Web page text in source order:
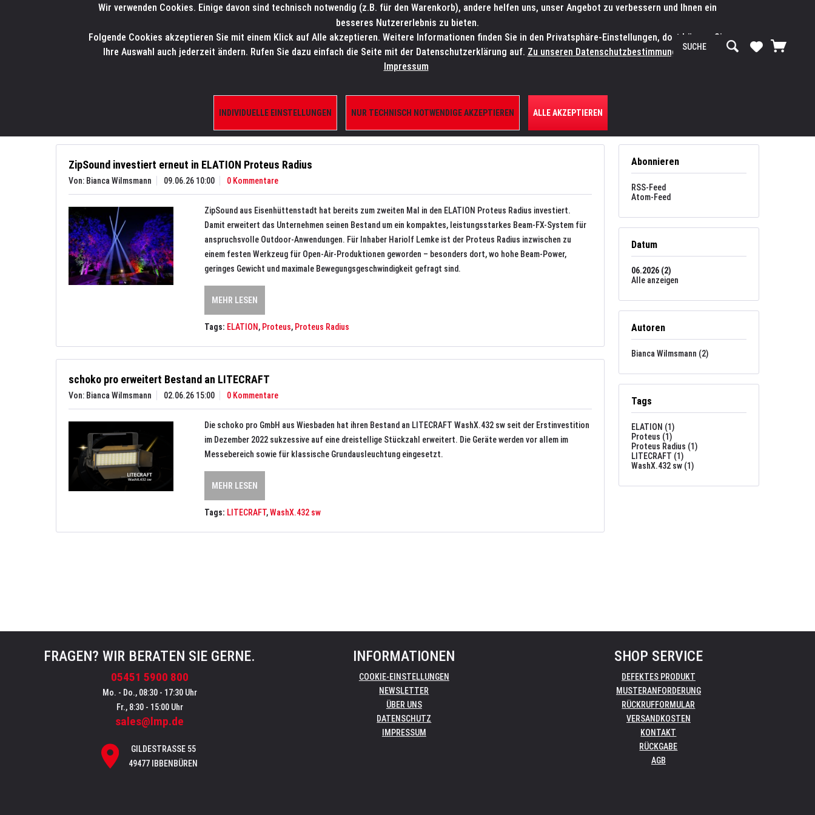
SALES-HOTLINE: +49 5451 5900-800 24/7: sales@lmp.de SERVICE-WERKSTATT Service/Hilfe
HOME PRODUKTE/SHOP MARKEN AKTUELLES SERVICE ÜBER UNS
Abonnieren
RSS-Feed
Atom-Feed
Datum
06.2026 (2)
Alle anzeigen
Autoren
Bianca Wilmsmann (2)
Tags
ELATION (1)
Proteus (1)
Proteus Radius (1)
LITECRAFT (1)
WashX.432 sw (1)
ZipSound investiert erneut in ELATION Proteus Radius
Von: Bianca Wilmsmann 09.06.26 10:00 0 Kommentare
ZipSound aus Eisenhüttenstadt hat bereits zum zweiten Mal in den ELATION Proteus Radius investiert.
Damit erweitert das Unternehmen seinen Bestand um ein kompaktes, leistungsstarkes Beam-FX-System für
anspruchsvolle Outdoor-Anwendungen. Für Inhaber Hariolf Lemke ist der Proteus Radius inzwischen zu
einem festen Werkzeug für Open-Air-Produktionen geworden – besonders dort, wo hohe Beam-Power,
geringes Gewicht und maximale Bewegungsgeschwindigkeit gefragt sind.
MEHR LESEN
Tags: ELATION , Proteus, Proteus Radius
schoko pro erweitert Bestand an LITECRAFT
Von: Bianca Wilmsmann 02.06.26 15:00 0 Kommentare
Die schoko pro GmbH aus Wiesbaden hat ihren Bestand an LITECRAFT WashX.432 sw seit der Erstinvestition
im Dezember 2022 sukzessive auf eine dreistellige Stückzahl erweitert. Die Geräte werden vor allem im
Messebereich sowie für klassische Grundausleuchtung eingesetzt.
MEHR LESEN
Tags: LITECRAFT,WashX.432 sw
FRAGEN? WIR BERATEN SIE GERNE.
05451 5900 800
Mo. - Do., 08:30 - 17:30 Uhr
Fr., 8:30 - 15:00 Uhr
sales@lmp.de
GILDESTRASSE 55
49477 IBBENBÜREN
INFORMATIONEN
COOKIE-EINSTELLUNGEN
NEWSLETTER
ÜBER UNS
DATENSCHUTZ
IMPRESSUM
SHOP SERVICE
DEFEKTES PRODUKT
MUSTERANFORDERUNG
RÜCKRUFFORMULAR
VERSANDKOSTEN
KONTAKT
RÜCKGABE
AGB
Wir verwenden Cookies. Einige davon sind technisch notwendig (z.B. für den Warenkorb), andere helfen uns, unser Angebot zu verbessern und Ihnen ein
besseres Nutzererlebnis zu bieten.
Folgende Cookies akzeptieren Sie mit einem Klick auf Alle akzeptieren. Weitere Informationen finden Sie in den Privatsphäre-Einstellungen, dort können Sie
Ihre Auswahl auch jederzeit ändern. Rufen Sie dazu einfach die Seite mit der Datenschutzerklärung auf. Zu unseren Datenschutzbestimmungen. Zum
Impressum
INDIVIDUELLE EINSTELLUNGEN NUR TECHNISCH NOTWENDIGE AKZEPTIEREN ALLE AKZEPTIEREN